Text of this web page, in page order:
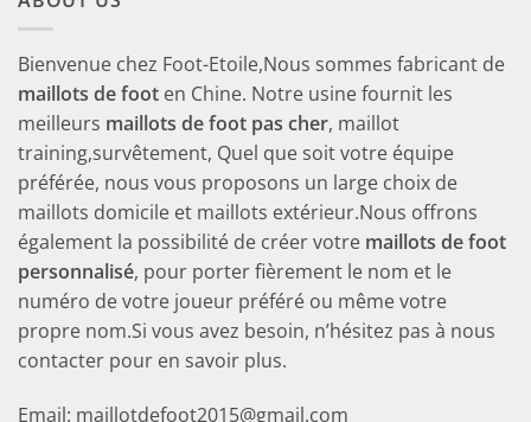
Bienvenue chez Foot-Etoile,Nous sommes fabricant de
maillots de foot en Chine. Notre usine fournit les
meilleurs maillots de foot pas cher, maillot
training,survêtement, Quel que soit votre équipe
préférée, nous vous proposons un large choix de
maillots domicile et maillots extérieur.Nous offrons
également la possibilité de créer votre maillots de foot
personnalisé, pour porter fièrement le nom et le
numéro de votre joueur préféré ou même votre
propre nom.Si vous avez besoin, n’hésitez pas à nous
contacter pour en savoir plus.
Email: maillotdefoot2015@gmail.com